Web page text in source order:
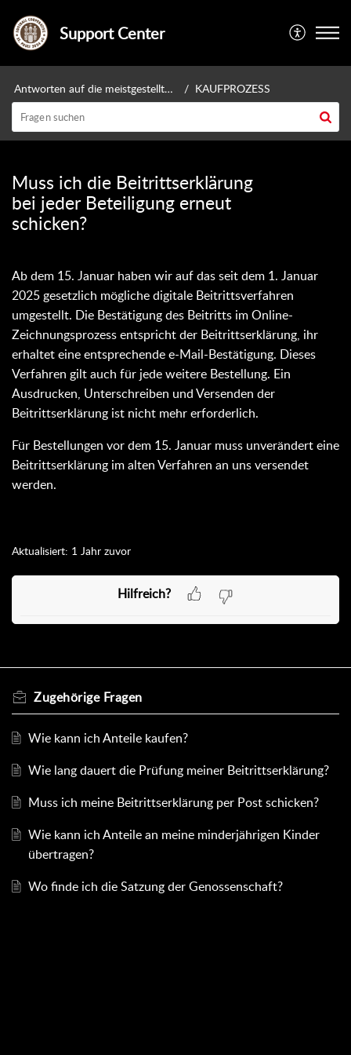
Support Center
Antworten auf die meistgestellten Fragen KAUFPROZESS
Muss ich die Beitrittserklärung
bei jeder Beteiligung erneut
schicken?
Ab dem 15. Januar haben wir auf das seit dem 1. Januar
2025 gesetzlich mögliche digitale Beitrittsverfahren
umgestellt. Die Bestätigung des Beitritts im Online-
Zeichnungsprozess entspricht der Beitrittserklärung, ihr
erhaltet eine entsprechende e-Mail-Bestätigung. Dieses
Verfahren gilt auch für jede weitere Bestellung. Ein
Ausdrucken, Unterschreiben und Versenden der
Beitrittserklärung ist nicht mehr erforderlich.
Für Bestellungen vor dem 15. Januar muss unverändert eine
Beitrittserklärung im alten Verfahren an uns versendet
werden.
Aktualisiert: 1 Jahr zuvor
Hilfreich?
Zugehörige Fragen
Wie kann ich Anteile kaufen?
Wie lang dauert die Prüfung meiner Beitrittserklärung?
Muss ich meine Beitrittserklärung per Post schicken?
Wie kann ich Anteile an meine minderjährigen Kinder
übertragen?
Wo finde ich die Satzung der Genossenschaft?